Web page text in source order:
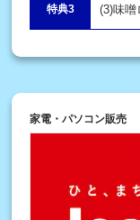
特典3 (3)味噌
家電・パソコン販売